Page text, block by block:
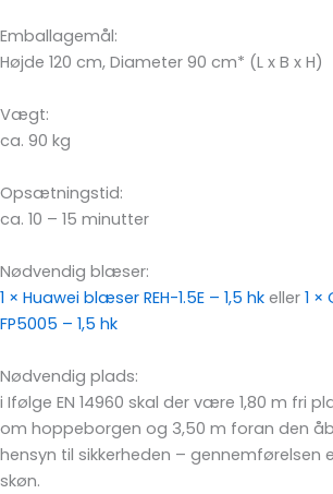
Emballagemål:
Højde 120 cm, Diameter 90 cm* (L x B x H)
Vægt:
ca. 90 kg
Opsætningstid:
ca. 10 – 15 minutter
Nødvendig blæser:
1 × Huawei blæser REH-1.5E – 1,5 hk eller 1
FP5005 – 1,5 hk
Nødvendig plads:
i Ifølge EN 14960 skal der være 1,80 m fri
om hoppeborgen og 3,50 m foran den
hensyn til sikkerheden – gennemførelsen
skøn.